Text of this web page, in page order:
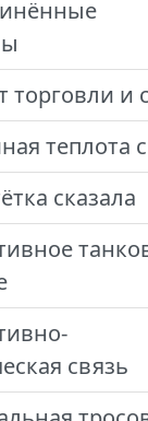
торговли и
теплота
сказала
связь